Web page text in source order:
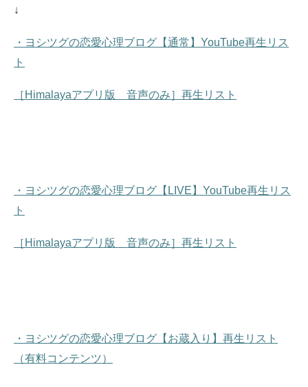
↓
・ヨシツグの恋愛心理ブログ【通常】YouTube再生リス
ト
［Himalayaアプリ版 音声のみ］再生リスト
・ヨシツグの恋愛心理ブログ【LIVE】YouTube再生リス
ト
［Himalayaアプリ版 音声のみ］再生リスト
・ヨシツグの恋愛心理ブログ【お蔵入り】再生リスト
（有料コンテンツ）